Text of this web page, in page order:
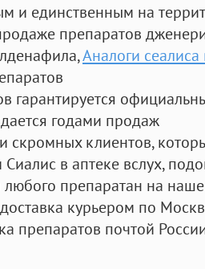
и единственным на
препаратов
,Аналоги
гарантируется
годами продаж
скромных клиентов,
в аптеке вслух,
препаратан на
курьером по
препаратов почтой